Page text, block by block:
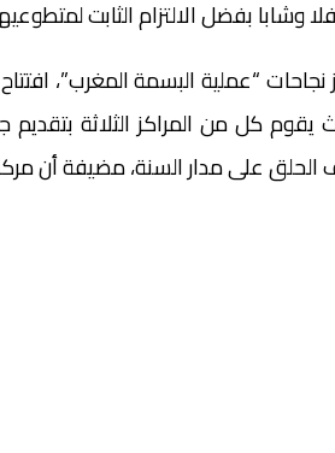
“عملية البسمة المغرب”،
يقوم كل من المراكز الثلاثة بتقديم
على مدار السنة، مضيفة أن مركزا